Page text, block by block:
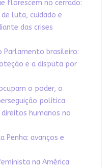
florescem no cerrado:
luta, cuidado e
das crises
Parlamento brasileiro:
e a disputa por
o poder, o
política
humanos no
Penha: avanços e
na América